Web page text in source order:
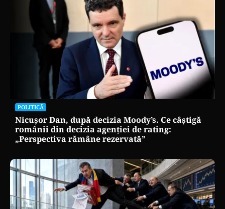
POLITICĂ
Nicușor Dan, după decizia Moody’s. Ce câștigă
românii din decizia agenției de rating:
„Perspectiva rămâne rezervată”